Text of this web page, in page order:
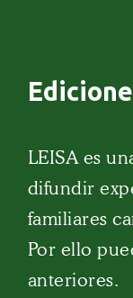
LEISA es
difundir
familiares
Por ello
anteriores.